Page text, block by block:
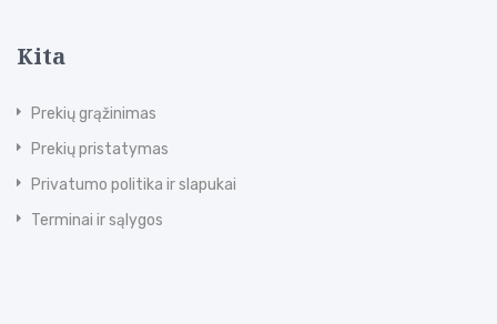
Kita
Prekių grąžinimas
Prekių pristatymas
Privatumo politika ir slapukai
Terminai ir sąlygos